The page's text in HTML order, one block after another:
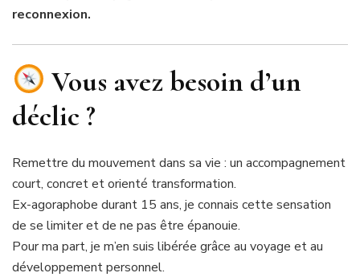
reconnexion.
Vous avez besoin d’un
déclic ?
Remettre du mouvement dans sa vie : un accompagnement
court, concret et orienté transformation.
Ex-agoraphobe durant 15 ans, je connais cette sensation
de se limiter et de ne pas être épanouie.
Pour ma part, je m’en suis libérée grâce au voyage et au
développement personnel.